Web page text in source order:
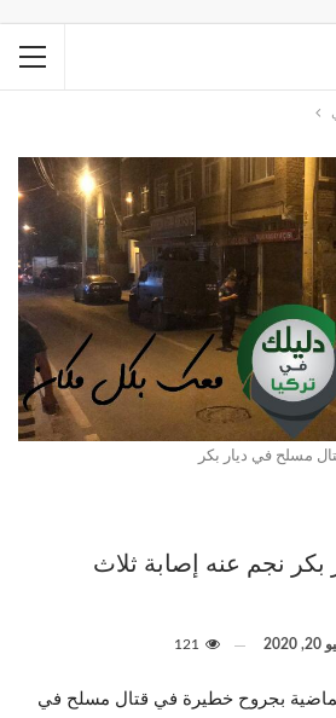
مسلح في ديار بكر
نجم عنه إصابة ثلاث
الماضية بجروح خطيرة في قتال مسلح في